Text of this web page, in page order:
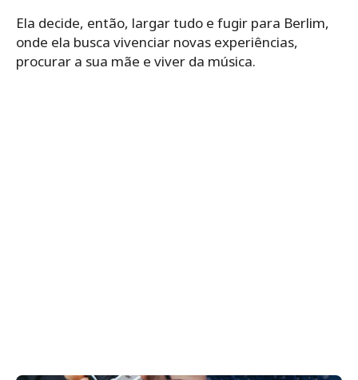
Ela decide, então, largar tudo e fugir para Berlim,
onde ela busca vivenciar novas experiências,
procurar a sua mãe e viver da música.